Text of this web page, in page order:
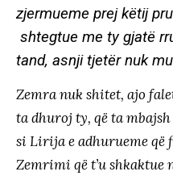
zjermueme prej këtij
shtegtue me ty gjatë
tand, asnji tjetër nuk
Zemra nuk shitet, ajo
ta dhuroj ty, që ta
si Lirija e adhurueme që
Zemrimi që t’u shkaktue